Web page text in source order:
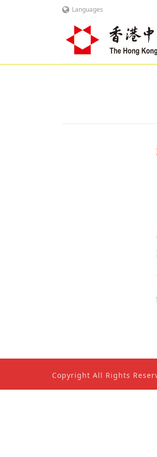
Languages
Copyright All Rights